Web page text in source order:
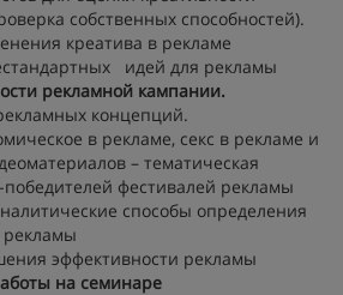
собственных способностей).
креатива в рекламе
идей для рекламы
рекламной кампании.
концепций.
в рекламе, секс в рекламе и
– тематическая
фестивалей рекламы
способы определения
рекламы
эффективности рекламы
на семинаре